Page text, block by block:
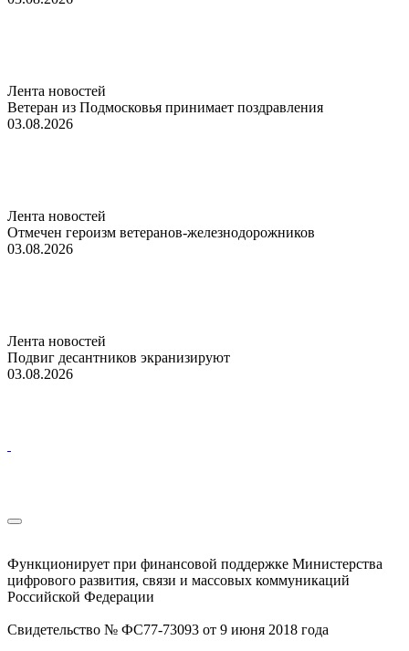
Лента новостей
Ветеран из Подмосковья принимает поздравления
03.08.2026
Лента новостей
Отмечен героизм ветеранов-железнодорожников
03.08.2026
Лента новостей
Подвиг десантников экранизируют
03.08.2026
Функционирует при финансовой поддержке Министерства
цифрового развития, связи и массовых коммуникаций
Российской Федерации
Свидетельство № ФС77-73093 от 9 июня 2018 года